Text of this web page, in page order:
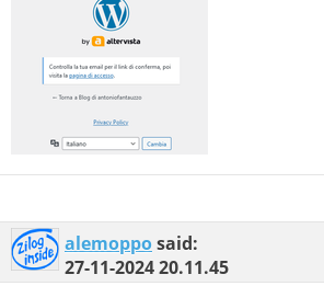
alemopposaid:
27-11-202420.11.45